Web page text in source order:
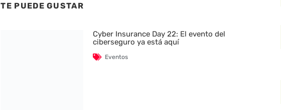
TE PUEDE GUSTAR
Cyber Insurance Day 22: El evento del
ciberseguro ya está aquí
Eventos